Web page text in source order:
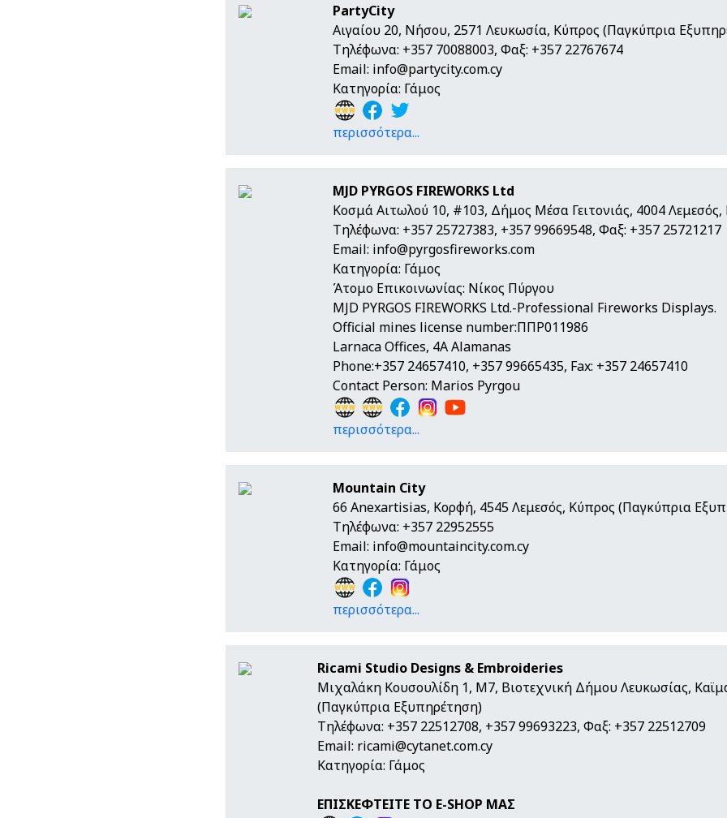
PartyCity
Αιγαίου 20, Νήσου, 2571 Λευκωσία, Κύπρος (Παγκύπρια
Τηλέφωνα: +357 70088003, Φαξ: +357 22767674
Email: info@partycity.com.cy
Κατηγορία: Γάμος
περισσότερα...
MJD PYRGOS FIREWORKS Ltd
Κοσμά Αιτωλού 10, #103, Δήμος Μέσα Γειτονιάς, 4004
Τηλέφωνα: +357 25727383, +357 99669548, Φαξ: +357 25721217
Email: info@pyrgosfireworks.com
Κατηγορία: Γάμος
Άτομο Επικοινωνίας: Νίκος Πύργου
MJD PYRGOS FIREWORKS Ltd.-Professional Fireworks Displays.
Official mines license number:ΠΠΡ011986
Larnaca Offices, 4A Alamanas
Phone:+357 24657410, +357 99665435, Fax: +357 24657410
Contact Person: Marios Pyrgou
περισσότερα...
Mountain City
66 Anexartisias, Κορφή, 4545 Λεμεσός, Κύπρος (Παγκύπρια
Τηλέφωνα: +357 22952555
Email: info@mountaincity.com.cy
Κατηγορία: Γάμος
περισσότερα...
Ricami Studio Designs & Embroideries
Μιχαλάκη Κουσουλίδη 1, Μ7, Βιοτεχνική Δήμου Λευκωσίας,
(Παγκύπρια Εξυπηρέτηση)
Τηλέφωνα: +357 22512708, +357 99693223, Φαξ: +357 22512709
Email: ricami@cytanet.com.cy
Κατηγορία: Γάμος
ΕΠΙΣΚΕΦΤΕΙΤΕ ΤΟ E-SHOP ΜΑΣ